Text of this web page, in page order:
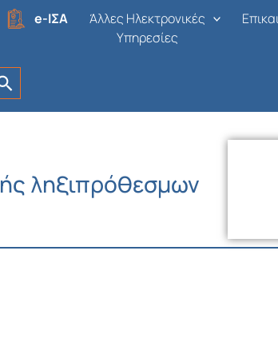
e-ΙΣΑ
Άλλες Ηλεκτρονικές
Υπηρεσίες
ληξιπρόθεσμων